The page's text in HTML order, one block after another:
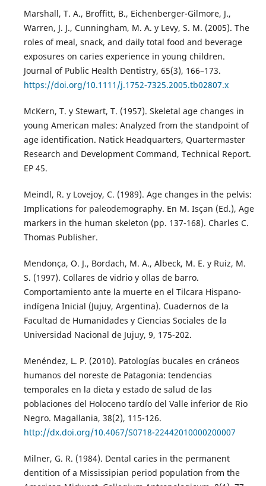
Marshall, T. A., Broffitt, B., Eichenberger-Gilmore, J.,
Warren, J. J., Cunningham, M. A. y Levy, S. M. (2005). The
roles of meal, snack, and daily total food and beverage
exposures on caries experience in young children.
Journal of Public Health Dentistry, 65(3), 166–173.
https://doi.org/10.1111/j.1752-7325.2005.tb02807.x
McKern, T. y Stewart, T. (1957). Skeletal age changes in
young American males: Analyzed from the standpoint of
age identification. Natick Headquarters, Quartermaster
Research and Development Command, Technical Report.
EP 45.
Meindl, R. y Lovejoy, C. (1989). Age changes in the pelvis:
Implications for paleodemography. En M. Isçan (Ed.), Age
markers in the human skeleton (pp. 137-168). Charles C.
Thomas Publisher.
Mendonça, O. J., Bordach, M. A., Albeck, M. E. y Ruiz, M.
S. (1997). Collares de vidrio y ollas de barro.
Comportamiento ante la muerte en el Tilcara Hispano-
indígena Inicial (Jujuy, Argentina). Cuadernos de la
Facultad de Humanidades y Ciencias Sociales de la
Universidad Nacional de Jujuy, 9, 175-202.
Menéndez, L. P. (2010). Patologías bucales en cráneos
humanos del noreste de Patagonia: tendencias
temporales en la dieta y estado de salud de las
poblaciones del Holoceno tardío del Valle inferior de Rio
Negro. Magallania, 38(2), 115-126.
http://dx.doi.org/10.4067/S0718-22442010000200007
Milner, G. R. (1984). Dental caries in the permanent
dentition of a Mississipian period population from the